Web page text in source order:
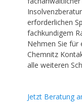
erforderlichen
fachkundigem
Nehmen Sie für
Chemnitz
alle weiteren
Jetzt Beratung